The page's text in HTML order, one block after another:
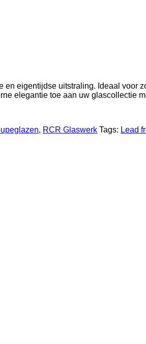
en eigentijdse uitstraling. Ideaal
elegantie toe aan uw glascollectie
, RCR Glaswerk Tags: Lead